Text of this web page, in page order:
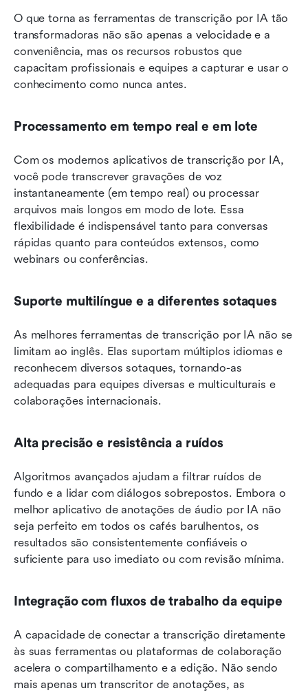
O que torna as ferramentas de transcrição por IA tão
transformadoras não são apenas a velocidade e a
conveniência, mas os recursos robustos que
capacitam profissionais e equipes a capturar e usar o
conhecimento como nunca antes.
Processamento em tempo real e em lote
Com os modernos aplicativos de transcrição por IA,
você pode transcrever gravações de voz
instantaneamente (em tempo real) ou processar
arquivos mais longos em modo de lote. Essa
flexibilidade é indispensável tanto para conversas
rápidas quanto para conteúdos extensos, como
webinars ou conferências.
Suporte multilíngue e a diferentes sotaques
As melhores ferramentas de transcrição por IA não se
limitam ao inglês. Elas suportam múltiplos idiomas e
reconhecem diversos sotaques, tornando-as
adequadas para equipes diversas e multiculturais e
colaborações internacionais.
Alta precisão e resistência a ruídos
Algoritmos avançados ajudam a filtrar ruídos de
fundo e a lidar com diálogos sobrepostos. Embora o
melhor aplicativo de anotações de áudio por IA não
seja perfeito em todos os cafés barulhentos, os
resultados são consistentemente confiáveis o
suficiente para uso imediato ou com revisão mínima.
Integração com fluxos de trabalho da equipe
A capacidade de conectar a transcrição diretamente
às suas ferramentas ou plataformas de colaboração
acelera o compartilhamento e a edição. Não sendo
mais apenas um transcritor de anotações, as